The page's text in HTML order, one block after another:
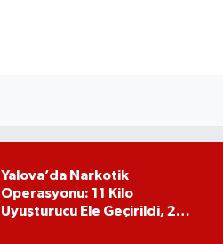
Yalova’da Narkotik
Operasyonu: 11 Kilo
Uyuşturucu Ele Geçirildi, 2